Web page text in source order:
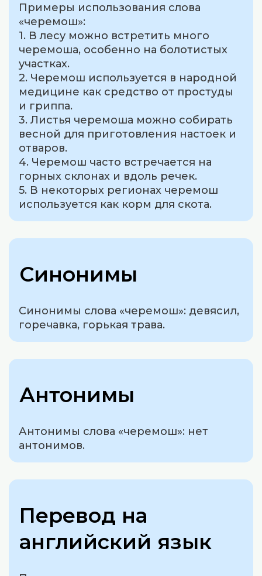
Примеры использования слова
«черемош»:
1. В лесу можно встретить много
черемоша, особенно на болотистых
участках.
2. Черемош используется в народной
медицине как средство от простуды
и гриппа.
3. Листья черемоша можно собирать
весной для приготовления настоек и
отваров.
4. Черемош часто встречается на
горных склонах и вдоль речек.
5. В некоторых регионах черемош
используется как корм для скота.
Синонимы
Синонимы слова «черемош»: девясил,
горечавка, горькая трава.
Антонимы
Антонимы слова «черемош»: нет
антонимов.
Перевод на
английский язык